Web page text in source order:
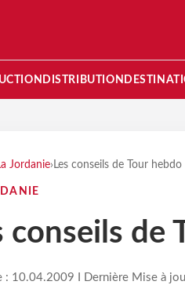
DISTRIBUTION
Jordanie› Les conseils de Tour hebdo
conseils de
: 10.04.2009 I Dernière Mise à